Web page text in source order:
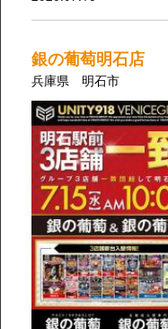
銀の葡萄明石店
兵庫県 明石市